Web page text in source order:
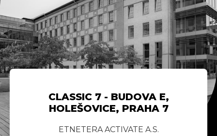
CLASSIC 7 - BUDOVA E,
HOLEŠOVICE, PRAHA 7
ETNETERA ACTIVATE A.S.